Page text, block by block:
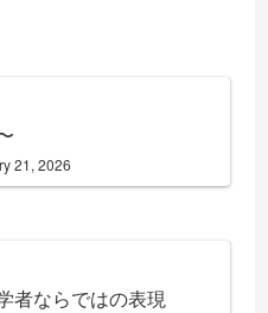
21, 2026
者ならではの表現